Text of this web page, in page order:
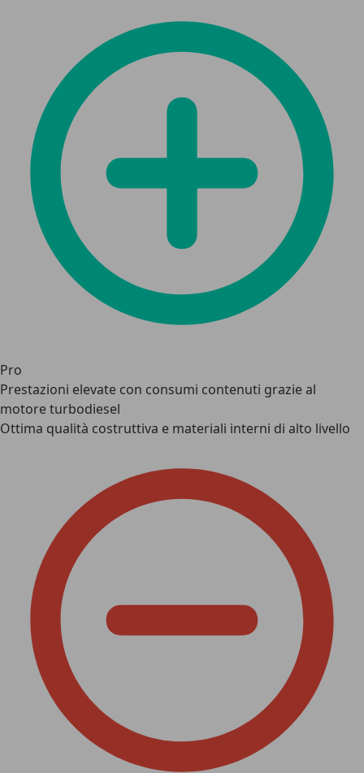
Pro
Prestazioni elevate con consumi contenuti grazie al
motore turbodiesel
Ottima qualità costruttiva e materiali interni di alto livello